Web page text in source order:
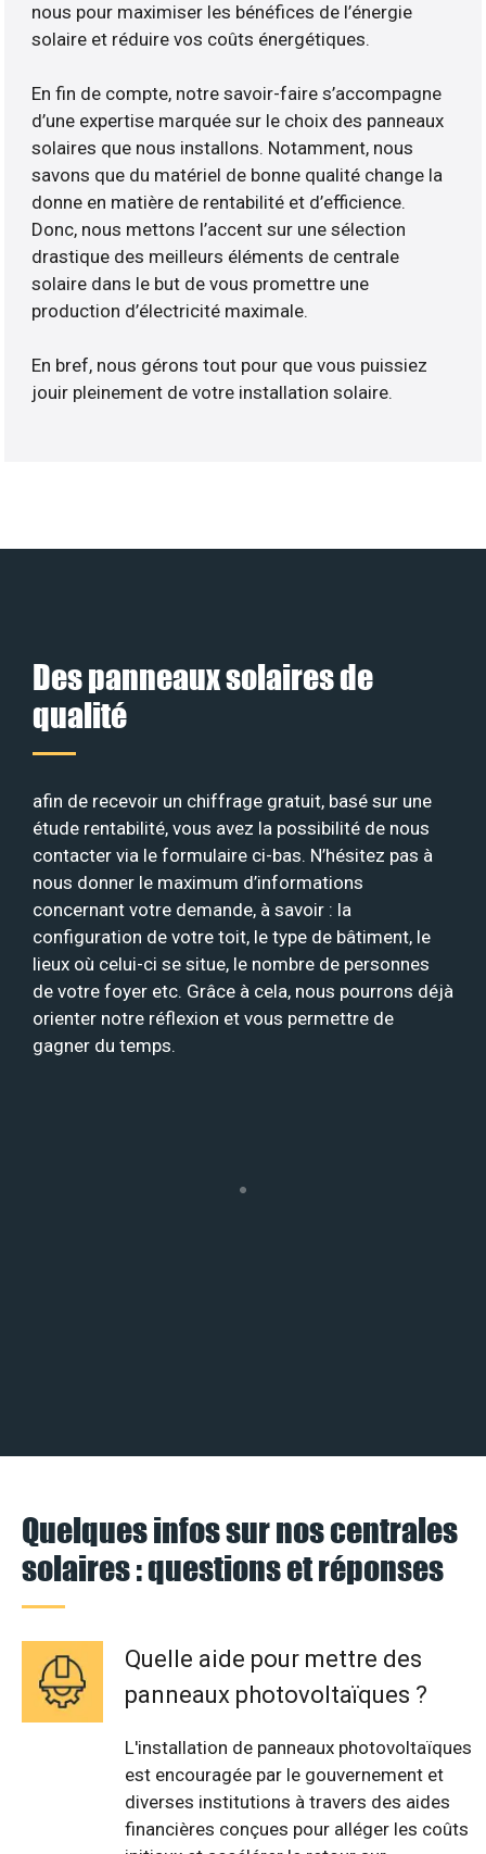
nous pour maximiser les bénéfices de l’énergie
solaire et réduire vos coûts énergétiques.
En fin de compte, notre savoir-faire s’accompagne
d’une expertise marquée sur le choix des panneaux
solaires que nous installons. Notamment, nous
savons que du matériel de bonne qualité change la
donne en matière de rentabilité et d’efficience.
Donc, nous mettons l’accent sur une sélection
drastique des meilleurs éléments de centrale
solaire dans le but de vous promettre une
production d’électricité maximale.
En bref, nous gérons tout pour que vous puissiez
jouir pleinement de votre installation solaire.
Des panneaux solaires de
qualité
afin de recevoir un chiffrage gratuit, basé sur une
étude rentabilité, vous avez la possibilité de nous
contacter via le formulaire ci-bas. N’hésitez pas à
nous donner le maximum d’informations
concernant votre demande, à savoir : la
configuration de votre toit, le type de bâtiment, le
lieux où celui-ci se situe, le nombre de personnes
de votre foyer etc. Grâce à cela, nous pourrons déjà
orienter notre réflexion et vous permettre de
gagner du temps.
Quelques infos sur nos centrales
solaires : questions et réponses
Quelle aide pour mettre des
panneaux photovoltaïques ?
L'installation de panneaux photovoltaïques
est encouragée par le gouvernement et
diverses institutions à travers des aides
financières conçues pour alléger les coûts